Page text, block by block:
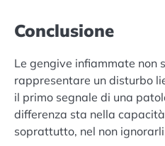
Conclusione
Le gengive infiammate non
rappresentare un disturbo
il primo segnale di una
differenza sta nella
soprattutto, nel non